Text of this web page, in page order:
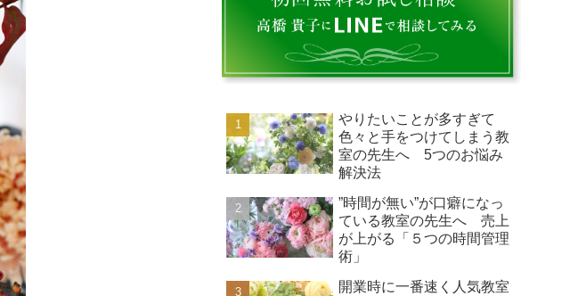
やりたいことが多すぎて
色々と手をつけてしまう教
室の先生へ 5つのお悩み
解決法
”時間が無い”が口癖になっ
ている教室の先生へ 売上
が上がる「５つの時間管理
術」
開業時に一番速く人気教室